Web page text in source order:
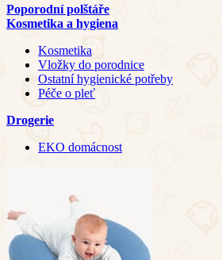
Poporodní polštáře
Kosmetika a hygiena
Kosmetika
Vložky do porodnice
Ostatní hygienické potřeby
Péče o pleť
Drogerie
EKO domácnost